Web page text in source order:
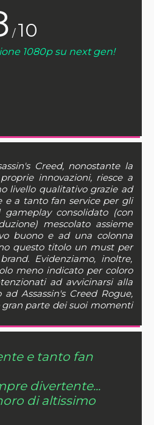
/ 10
1080p su next gen!
Creed, nonostante la
innovazioni, riesce a
livello qualitativo grazie ad
e a tanto fan service per gli
consolidato (con
mescolato assieme
buono e ad una colonna
questo titolo un must per
Evidenziamo, inoltre,
meno indicato per coloro
ad avvicinarsi alla
Assassin's Creed Rogue,
parte dei suoi momenti
e tanto fan
divertente...
di altissimo